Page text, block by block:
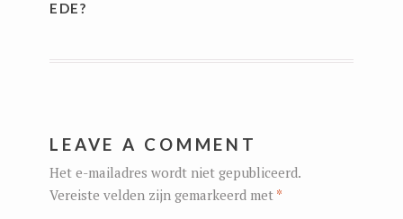
EDE?
LEAVE A COMMENT
Het e-mailadres wordt niet gepubliceerd.
Vereiste velden zijn gemarkeerd met *